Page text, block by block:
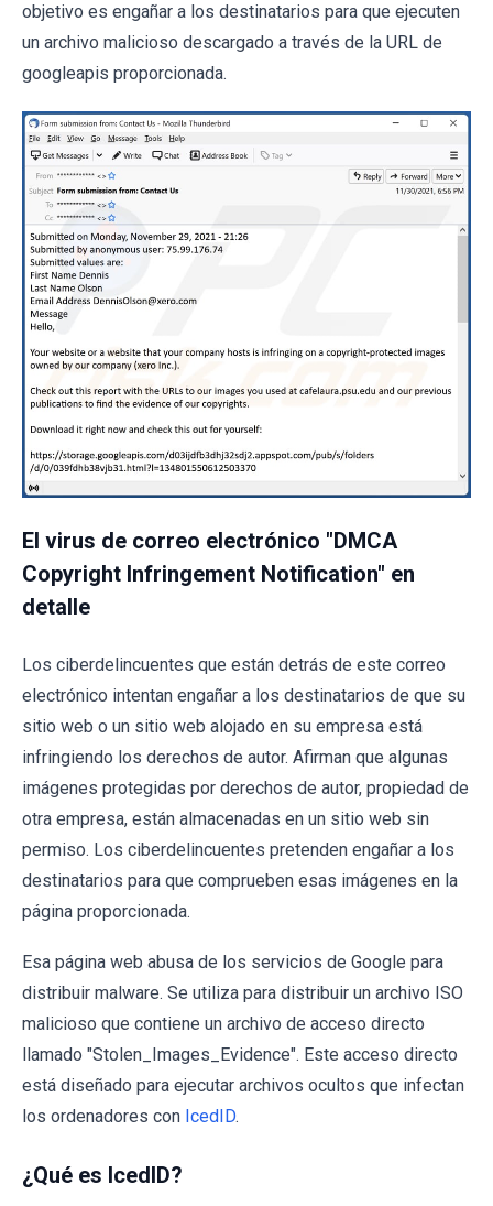
objetivo es engañar a los destinatarios para que ejecuten
un archivo malicioso descargado a través de la URL de
googleapis proporcionada.
El virus de correo electrónico "DMCA
Copyright Infringement Notification" en
detalle
Los ciberdelincuentes que están detrás de este correo
electrónico intentan engañar a los destinatarios de que su
sitio web o un sitio web alojado en su empresa está
infringiendo los derechos de autor. Afirman que algunas
imágenes protegidas por derechos de autor, propiedad de
otra empresa, están almacenadas en un sitio web sin
permiso. Los ciberdelincuentes pretenden engañar a los
destinatarios para que comprueben esas imágenes en la
página proporcionada.
Esa página web abusa de los servicios de Google para
distribuir malware. Se utiliza para distribuir un archivo ISO
malicioso que contiene un archivo de acceso directo
llamado "Stolen_Images_Evidence". Este acceso directo
está diseñado para ejecutar archivos ocultos que infectan
los ordenadores con IcedID.
¿Qué es IcedID?